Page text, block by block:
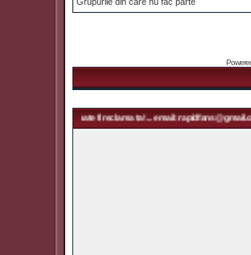
| Aici poate fi reclama ta! ... email: